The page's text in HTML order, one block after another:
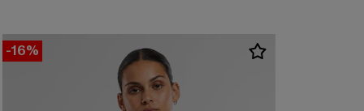
-16%